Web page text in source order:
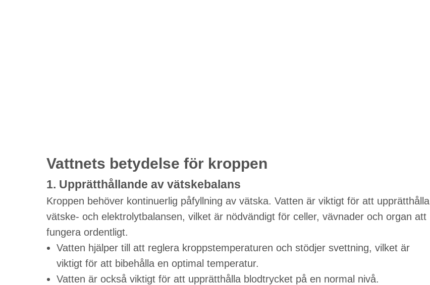
Vattnets betydelse för kroppen
1. Upprätthållande av vätskebalans
Kroppen behöver kontinuerlig påfyllning av vätska. Vatten är viktigt för att upprätthålla
vätske- och elektrolytbalansen, vilket är nödvändigt för celler, vävnader och organ att
fungera ordentligt.
Vatten hjälper till att reglera kroppstemperaturen och stödjer svettning, vilket är
viktigt för att bibehålla en optimal temperatur.
Vatten är också viktigt för att upprätthålla blodtrycket på en normal nivå.